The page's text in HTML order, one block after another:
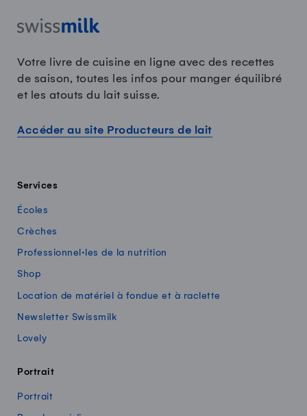
Votre livre de cuisine en ligne avec des recettes
de saison, toutes les infos pour manger équilibré
et les atouts du lait suisse.
Accéder au site Producteurs de lait
Services
Écoles
Crèches
Professionnel·les de la nutrition
Shop
Location de matériel à fondue et à raclette
Newsletter Swissmilk
Lovely
Portrait
Portrait